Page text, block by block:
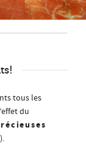
tous les
du